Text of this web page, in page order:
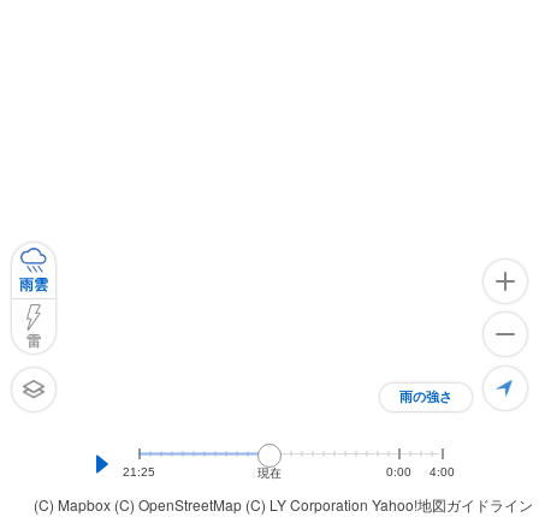
(C) Mapbox (C) OpenStreetMap (C) LY Corporation Yahoo!地図ガイドライン
雨の強さ
雨雲
雷
21:25 現在 0:00 4:00